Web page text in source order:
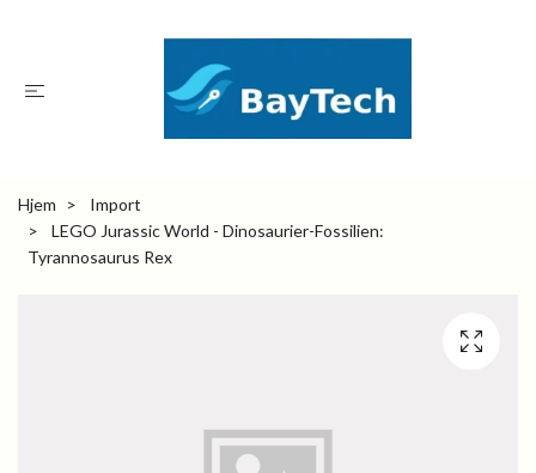
Hjem
Import
LEGO Jurassic World - Dinosaurier-Fossilien:
Tyrannosaurus Rex